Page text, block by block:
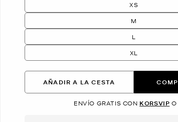
XS
M
L
XL
AÑADIR A LA CESTA
ENVÍO GRATIS CON KORSVIP O